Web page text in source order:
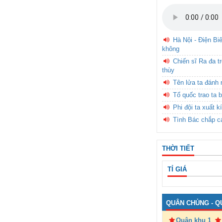
Hà Nội - Điện
không
Chiến sĩ Ra đa
thùy
Tên lửa ta đánh
Tổ quốc trao ta
Phi đội ta xuất
Tình Bác chắp
THỜI TIẾT
TỈ GIÁ
QUÂN CHỦNG -
Quân khu 1